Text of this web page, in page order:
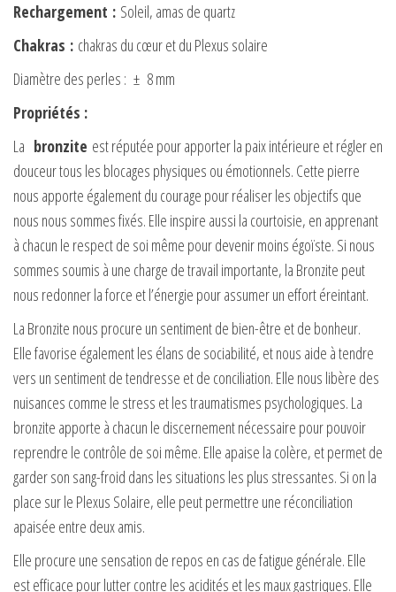
Rechargement : Soleil, amas de quartz
Chakras : chakras du cœur et du Plexus solaire
Diamètre des perles : ± 8 mm
Propriétés :
La bronzite est réputée pour apporter la paix intérieure et régler en
douceur tous les blocages physiques ou émotionnels. Cette pierre
nous apporte également du courage pour réaliser les objectifs que
nous nous sommes fixés. Elle inspire aussi la courtoisie, en apprenant
à chacun le respect de soi même pour devenir moins égoïste. Si nous
sommes soumis à une charge de travail importante, la Bronzite peut
nous redonner la force et l’énergie pour assumer un effort éreintant.
La Bronzite nous procure un sentiment de bien-être et de bonheur.
Elle favorise également les élans de sociabilité, et nous aide à tendre
vers un sentiment de tendresse et de conciliation. Elle nous libère des
nuisances comme le stress et les traumatismes psychologiques. La
bronzite apporte à chacun le discernement nécessaire pour pouvoir
reprendre le contrôle de soi même. Elle apaise la colère, et permet de
garder son sang-froid dans les situations les plus stressantes. Si on la
place sur le Plexus Solaire, elle peut permettre une réconciliation
apaisée entre deux amis.
Elle procure une sensation de repos en cas de fatigue générale. Elle
est efficace pour lutter contre les acidités et les maux gastriques. Elle